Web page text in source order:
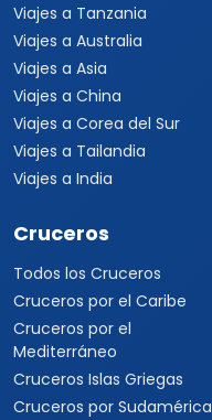
Viajes a Tanzania
Viajes a Australia
Viajes a Asia
Viajes a China
Viajes a Corea del Sur
Viajes a Tailandia
Viajes a India
Cruceros
Todos los Cruceros
Cruceros por el Caribe
Cruceros por el
Mediterráneo
Cruceros Islas Griegas
Cruceros por Sudamérica